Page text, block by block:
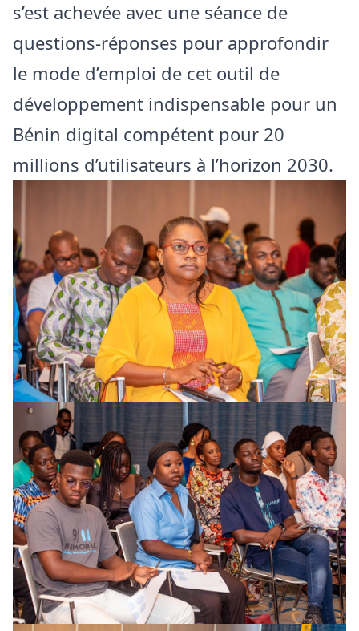
s’est achevée avec une séance de
questions-réponses pour approfondir
le mode d’emploi de cet outil de
développement indispensable pour un
Bénin digital compétent pour 20
millions d’utilisateurs à l’horizon 2030.